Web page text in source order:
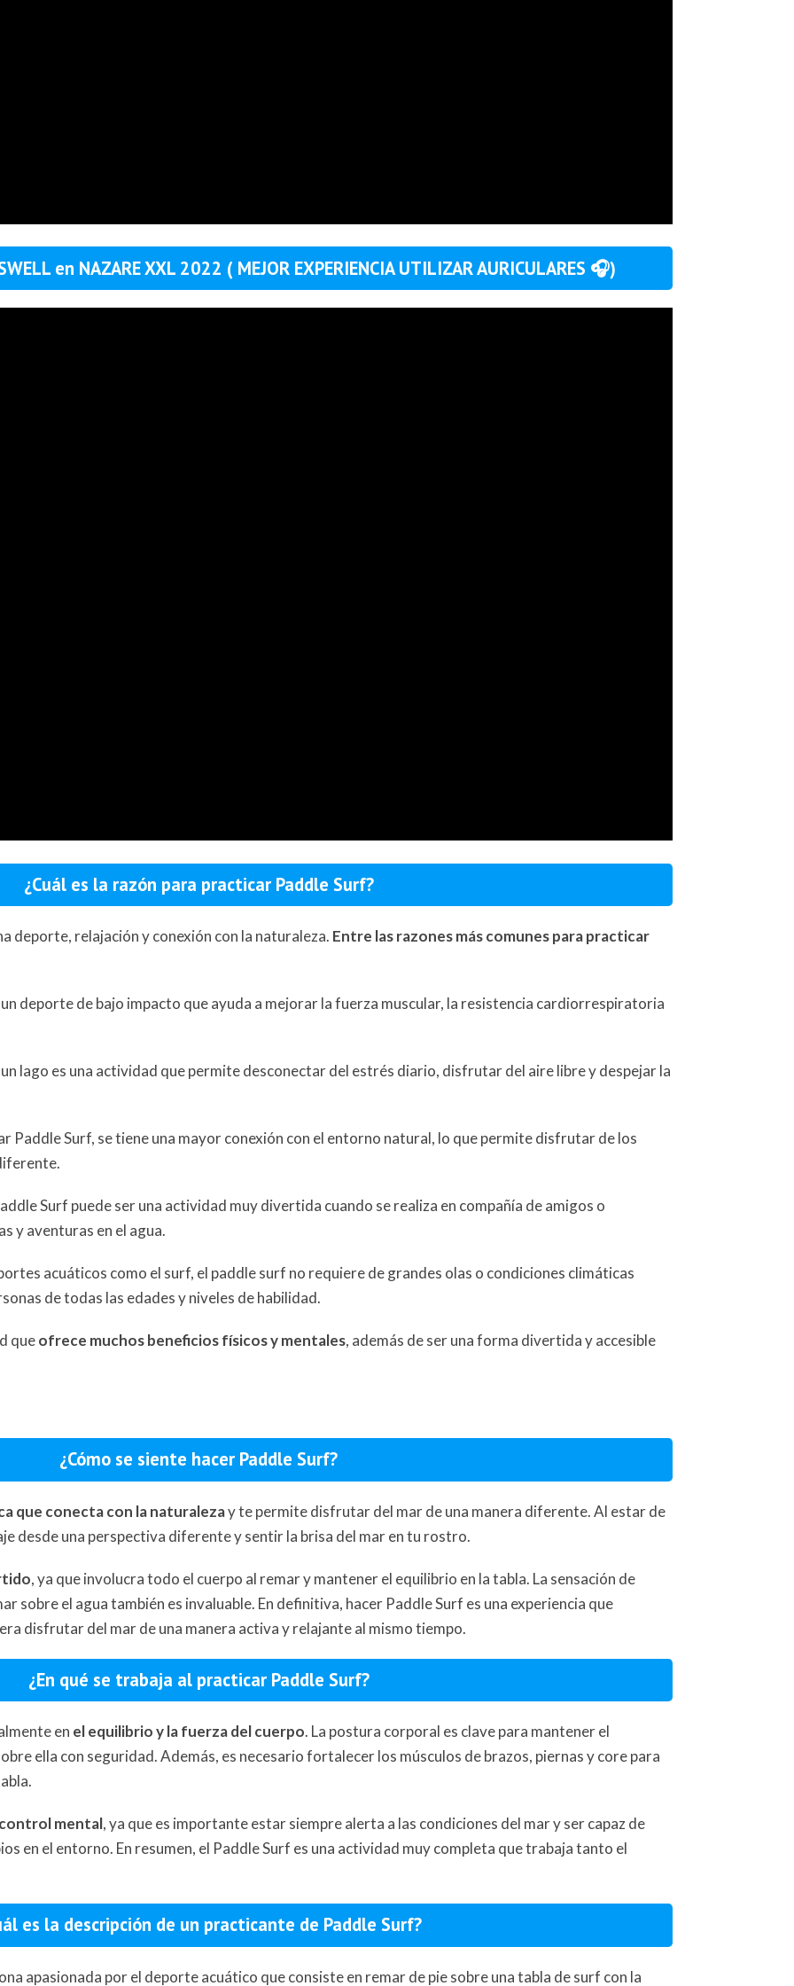
en NAZARE XXL 2022 ( MEJOR EXPERIENCIA UTILIZAR AURICULARES 🎧)
¿Cuál es la razón para practicar Paddle Surf?
deporte, relajación y conexión con la naturaleza. Entre las razones más comunes para practicar
deporte de bajo impacto que ayuda a mejorar la fuerza muscular, la resistencia cardiorrespiratoria
lago es una actividad que permite desconectar del estrés diario, disfrutar del aire libre y despejar la
Paddle Surf, se tiene una mayor conexión con el entorno natural, lo que permite disfrutar de los
Surf puede ser una actividad muy divertida cuando se realiza en compañía de amigos o
y aventuras en el agua.
acuáticos como el surf, el paddle surf no requiere de grandes olas o condiciones climáticas
de todas las edades y niveles de habilidad.
queofrece muchos beneficios físicos y mentales, además de ser una forma divertida y accesible
¿Cómo se siente hacer Paddle Surf?
que conecta con la naturalezay te permite disfrutar del mar de una manera diferente. Al estar de
desde una perspectiva diferente y sentir la brisa del mar en tu rostro.
, ya que involucra todo el cuerpo al remar y mantener el equilibrio en la tabla. La sensación de
sobre el agua también es invaluable. En definitiva, hacer Paddle Surf es una experiencia que
disfrutar del mar de una manera activa y relajante al mismo tiempo.
¿En qué se trabaja al practicar Paddle Surf?
en el equilibrio y la fuerza del cuerpo. La postura corporal es clave para mantener el
ella con seguridad. Además, es necesario fortalecer los músculos de brazos, piernas y core para
mental, ya que es importante estar siempre alerta a las condiciones del mar y ser capaz de
en el entorno. En resumen, el Paddle Surf es una actividad muy completa que trabaja tanto el
es la descripción de un practicante de Paddle Surf?
apasionada por el deporte acuático que consiste en remar de pie sobre una tabla de surf con la